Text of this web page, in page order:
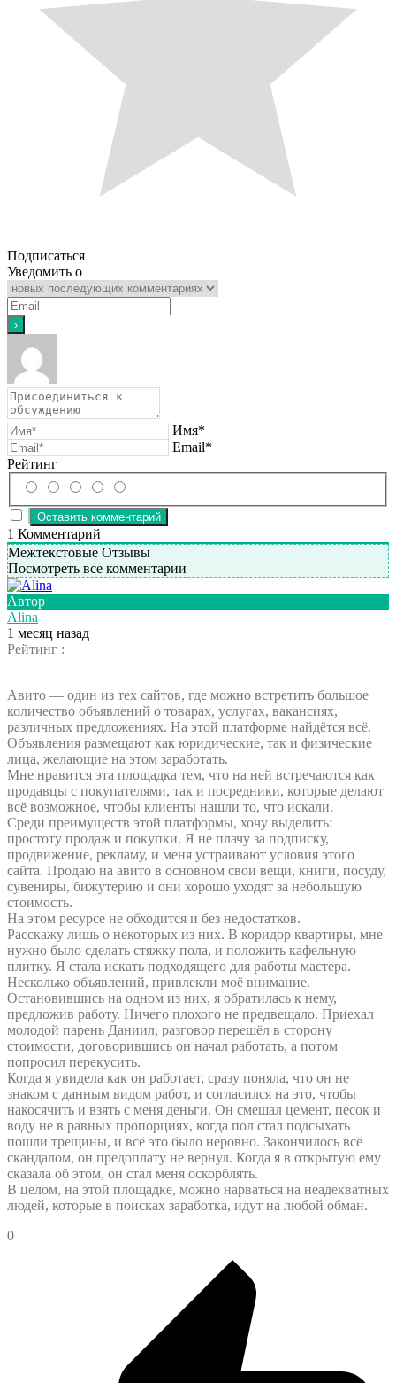
Подписаться
Уведомить о
Имя*
Email*
Рейтинг
1 Комментарий
Межтекстовые Отзывы
Посмотреть все комментарии
Автор
Alina
1 месяц назад
Рейтинг :
Авито — один из тех сайтов, где можно встретить большое
количество объявлений о товарах, услугах, вакансиях,
различных предложениях. На этой платформе найдётся всё.
Объявления размещают как юридические, так и физические
лица, желающие на этом заработать.
Мне нравится эта площадка тем, что на ней встречаются как
продавцы с покупателями, так и посредники, которые делают
всё возможное, чтобы клиенты нашли то, что искали.
Среди преимуществ этой платформы, хочу выделить:
простоту продаж и покупки. Я не плачу за подписку,
продвижение, рекламу, и меня устраивают условия этого
сайта. Продаю на авито в основном свои вещи, книги, посуду,
сувениры, бижутерию и они хорошо уходят за небольшую
стоимость.
На этом ресурсе не обходится и без недостатков.
Расскажу лишь о некоторых из них. В коридор квартиры, мне
нужно было сделать стяжку пола, и положить кафельную
плитку. Я стала искать подходящего для работы мастера.
Несколько объявлений, привлекли моё внимание.
Остановившись на одном из них, я обратилась к нему,
предложив работу. Ничего плохого не предвещало. Приехал
молодой парень Даниил, разговор перешёл в сторону
стоимости, договорившись он начал работать, а потом
попросил перекусить.
Когда я увидела как он работает, сразу поняла, что он не
знаком с данным видом работ, и согласился на это, чтобы
накосячить и взять с меня деньги. Он смешал цемент, песок и
воду не в равных пропорциях, когда пол стал подсыхать
пошли трещины, и всё это было неровно. Закончилось всё
скандалом, он предоплату не вернул. Когда я в открытую ему
сказала об этом, он стал меня оскорблять.
В целом, на этой площадке, можно нарваться на неадекватных
людей, которые в поисках заработка, идут на любой обман.
0